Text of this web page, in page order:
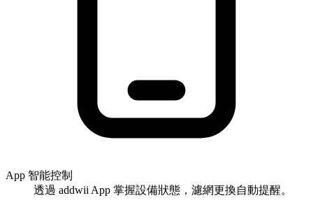
App 智能控制
透過 addwii App 掌握設備狀態，濾網更換自動提醒。